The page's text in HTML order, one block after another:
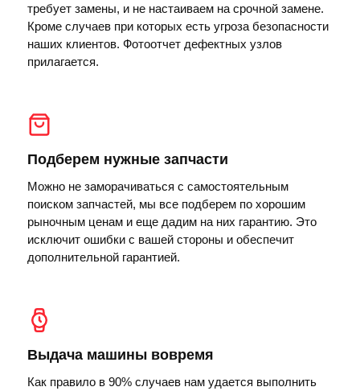
требует замены, и не настаиваем на срочной замене.
Кроме случаев при которых есть угроза безопасности
наших клиентов. Фотоотчет дефектных узлов
прилагается.
Подберем нужные запчасти
Можно не заморачиваться с самостоятельным
поиском запчастей, мы все подберем по хорошим
рыночным ценам и еще дадим на них гарантию. Это
исключит ошибки с вашей стороны и обеспечит
дополнительной гарантией.
Выдача машины вовремя
Как правило в 90% случаев нам удается выполнить